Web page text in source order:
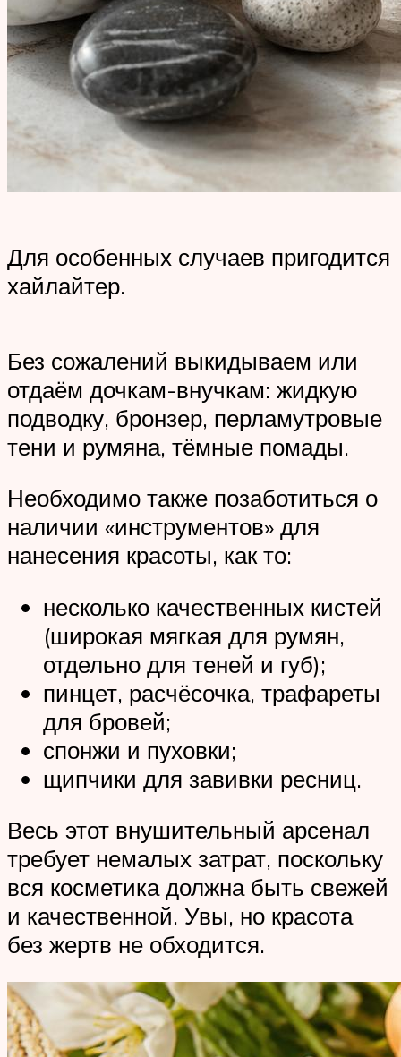
Для особенных случаев пригодится
хайлайтер.
Без сожалений выкидываем или
отдаём дочкам-внучкам: жидкую
подводку, бронзер, перламутровые
тени и румяна, тёмные помады.
Необходимо также позаботиться о
наличии «инструментов» для
нанесения красоты, как то:
несколько качественных кистей
(широкая мягкая для румян,
отдельно для теней и губ);
пинцет, расчёсочка, трафареты
для бровей;
спонжи и пуховки;
щипчики для завивки ресниц.
Весь этот внушительный арсенал
требует немалых затрат, поскольку
вся косметика должна быть свежей
и качественной. Увы, но красота
без жертв не обходится.